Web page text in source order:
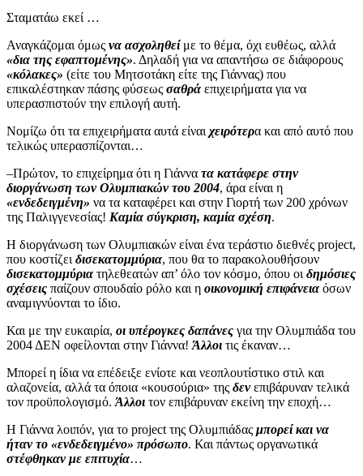
Σταματάω εκεί …
Αναγκάζομαι όμως να ασχοληθείμε το θέμα, όχι ευθέως, αλλά
«δια της εφαπτομένης». Δηλαδή για να απαντήσω σε διάφορους
«κόλακες» (είτε του Μητσοτάκη είτε της Γιάννας) που
επικαλέστηκαν πάσης φύσεως σαθρά επιχειρήματα για να
υπερασπιστούν την επιλογή αυτή.
Νομίζω ότι τα επιχειρήματα αυτά είναι χειρότερα και από αυτό που
τελικώς υπερασπίζονται…
–Πρώτον, το επιχείρημα ότι η Γιάννα τα κατάφερε στην
διοργάνωση των Ολυμπιακών του 2004, άρα είναι η
«ενδεδειγμένη» να τα καταφέρει και στην Γιορτή των 200 χρόνων
της Παλιγγενεσίας! Καμία σύγκριση, καμία σχέση.
Η διοργάνωση των Ολυμπιακών είναι ένα τεράστιο διεθνές project,
που κοστίζει δισεκατομμύρια, που θα το παρακολουθήσουν
δισεκατομμύρια τηλεθεατών απ’ όλο τον κόσμο, όπου οι δημόσιες
σχέσεις παίζουν σπουδαίο ρόλο και η οικονομική επιφάνεια όσων
αναμιγνύονται το ίδιο.
Και με την ευκαιρία, οι υπέρογκες δαπάνες για την Ολυμπιάδα του
2004 ΔΕΝ οφείλονται στην Γιάννα! Άλλοι τις έκαναν…
Μπορεί η ίδια να επέδειξε ενίοτε και νεοπλουτίστικο στιλ και
αλαζονεία, αλλά τα όποια «κουσούρια» της δενεπιβάρυναν τελικά
τον προϋπολογισμό. Άλλοι τον επιβάρυναν εκείνη την εποχή…
Η Γιάννα λοιπόν, για το project της Ολυμπιάδας μπορεί και να
ήταν το «ενδεδειγμένο» πρόσωπο. Και πάντως οργανωτικά
στέφθηκαν με επιτυχία…